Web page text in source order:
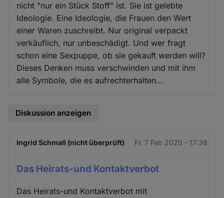
nicht "nur ein Stück Stoff" ist. Sie ist gelebte
Ideologie. Eine Ideologie, die Frauen den Wert
einer Waren zuschreibt. Nur original verpackt
verkäuflich, nur unbeschädigt. Und wer fragt
schon eine Sexpuppe, ob sie gekauft werden will?
Dieses Denken muss verschwinden und mit ihm
alle Symbole, die es aufrechterhalten...
Diskussion anzeigen
Ingrid Schmall (nicht überprüft) Fr. 7 Feb 2020 - 17:38
Das Heirats-und Kontaktverbot
Das Heirats-und Kontaktverbot mit